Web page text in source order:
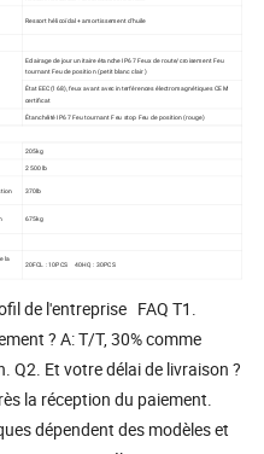
Ressort hélicoïdal + amortissement d'huile
Eclairage de jour unitaire étanche IP67 Feux de route/croisement Feu
tournant Feu de position (petit blanc clair )
État EEC(168), feux avant avec interférences électromagnétiques CEM
certificat
Étanchéité IP67 Feu tournant Feu stop Feu de position (rouge)
205kg
2 500 lb
370lb
675kg
la
20FCL : 10PCS 40HQ : 30PCS
de l'entreprise FAQ T1.
? A: T/T, 30% comme
Q2. Et votre délai de livraison ?
la réception du paiement.
dépendent des modèles et